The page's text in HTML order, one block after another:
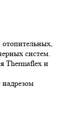
отопительных,
систем.
Thermaflex и
надрезом